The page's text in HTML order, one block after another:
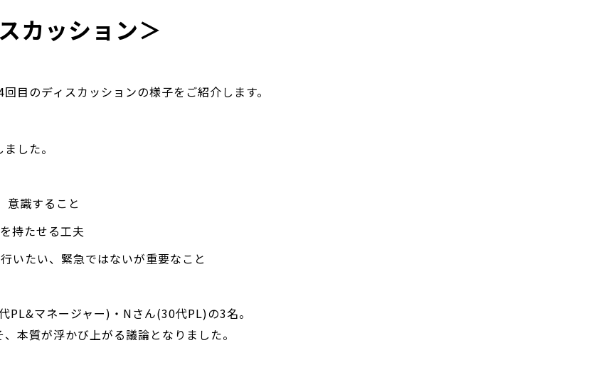
カッション＞
目のディスカッションの様子をご紹介します。
した。
意識すること
持たせる工夫
いたい、緊急ではないが重要なこと
PL&マネージャー)・Nさん(30代PL)の3名。
本質が浮かび上がる議論となりました。